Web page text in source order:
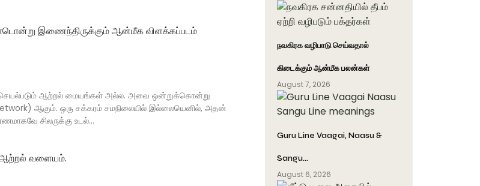
செயல்படும் ஆற்றல் மையங்கள் அல்ல. அவை ஒன்றுக்கொன்று
ஆகும். ஒரு சக்கரம் சமநிலையில் இல்லையெனில், அதன்
சிலருக்கு உடல்...
நவகிரக வழிபாடு செய்வதால்
கிடைக்கும் ஆன்மீக பலன்கள்
August 7, 2026
Guru Line Vaagai, Naasu &
Sangu…
August 6, 2026